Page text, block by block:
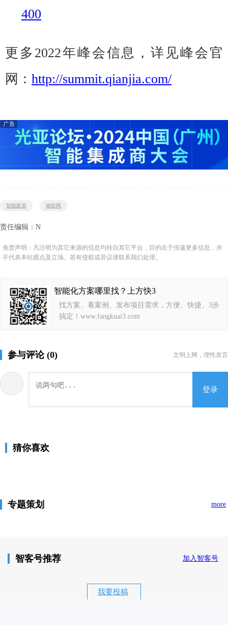
400
更多2022年峰会信息，详见峰会官
网： http://summit.qianjia.com/
智能家居 物联网
责任编辑：N
免责声明：凡注明为其它来源的信息均转自其它平台，目的在于传递更多信息，并
不代表本站观点及立场。若有侵权或异议请联系我们处理。
智能化方案哪里找？上方快3
找方案、看案例、发布项目需求，方便、快捷、3步
搞定！www.fangkuai3.com
参与评论 (0) 文明上网，理性发言
登录
猜你喜欢
专题策划 more
智客号推荐 加入智客号
我要投稿